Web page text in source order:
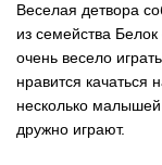
Веселая детвора
из семейства
очень весело
нравится качаться
несколько
дружно играют.